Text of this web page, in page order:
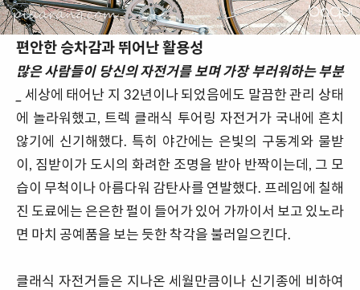
편안한 승차감과 뛰어난 활용성
많은 사람들이 당신의 자전거를 보며 가장 부러워하는 부분
세상에 태어난 지 32년이나 되었음에도 말끔한 관리 상태
에 놀라워했고, 트렉 클래식 투어링 자전거가 국내에 흔치
않기에 신기해했다. 특히 야간에는 은빛의 구동계와 물받
이, 짐받이가 도시의 화려한 조명을 받아 반짝이는데, 그 모
습이 무척이나 아름다워 감탄사를 연발했다. 프레임에 칠해
진 도료에는 은은한 펄이 들어가 있어 가까이서 보고 있노라
면 마치 공예품을 보는 듯한 착각을 불러일으킨다.
클래식 자전거들은 지나온 세월만큼이나 신기종에 비하여